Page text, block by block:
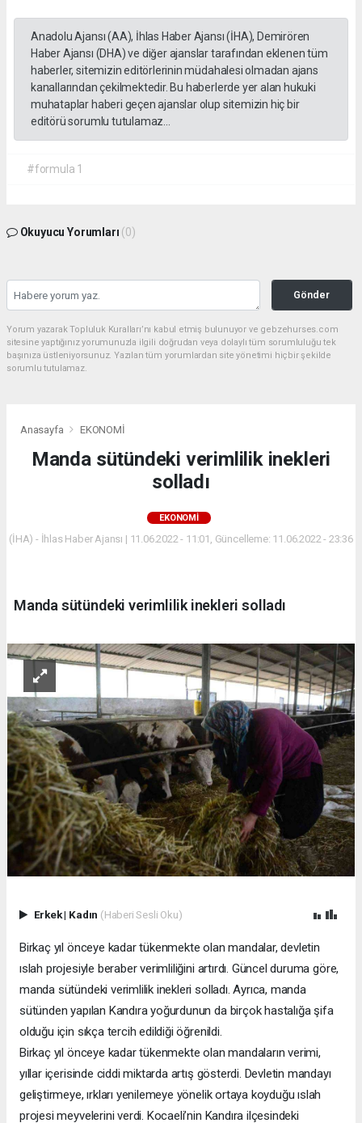
Anadolu Ajansı (AA), İhlas Haber Ajansı (İHA), Demirören
Haber Ajansı (DHA) ve diğer ajanslar tarafından eklenen tüm
haberler, sitemizin editörlerinin müdahalesi olmadan ajans
kanallarından çekilmektedir. Bu haberlerde yer alan hukuki
muhataplar haberi geçen ajanslar olup sitemizin hiç bir
editörü sorumlu tutulamaz...
#formula 1
Okuyucu Yorumları (0)
Gönder
Yorum yazarak Topluluk Kuralları’nı kabul etmiş bulunuyor ve gebzehurses.com
sitesine yaptığınız yorumunuzla ilgili doğrudan veya dolaylı tüm sorumluluğu tek
başınıza üstleniyorsunuz. Yazılan tüm yorumlardan site yönetimi hiçbir şekilde
sorumlu tutulamaz.
Anasayfa EKONOMİ
Manda sütündeki verimlilik inekleri
solladı
EKONOMİ
(İHA) - İhlas Haber Ajansı | 11.06.2022 - 11:01, Güncelleme: 11.06.2022 - 23:36
Manda sütündeki verimlilik inekleri solladı
Erkek| Kadın (Haberi Sesli Oku)
Birkaç yıl önceye kadar tükenmekte olan mandalar, devletin
ıslah projesiyle beraber verimliliğini artırdı. Güncel duruma göre,
manda sütündeki verimlilik inekleri solladı. Ayrıca, manda
sütünden yapılan Kandıra yoğurdunun da birçok hastalığa şifa
olduğu için sıkça tercih edildiği öğrenildi.
Birkaç yıl önceye kadar tükenmekte olan mandaların verimi,
yıllar içerisinde ciddi miktarda artış gösterdi. Devletin mandayı
geliştirmeye, ırkları yenilemeye yönelik ortaya koyduğu ıslah
projesi meyvelerini verdi. Kocaeli’nin Kandıra ilçesindeki